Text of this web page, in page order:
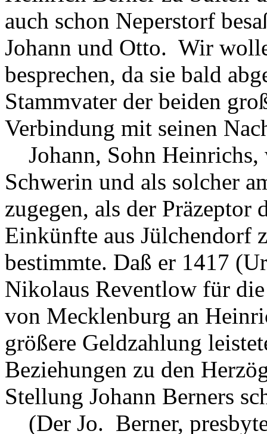
auch schon Neperstorf
Johann und Otto. Wir
besprechen, da sie bald
Stammvater der beiden
Verbindung mit seinen
Johann, Sohn Heinrichs,
Schwerin und als solcher
zugegen, als der Präzeptor
Einkünfte aus Jülchendorf
bestimmte. Daß er 1417
Nikolaus Reventlow für
von Mecklenburg an
größere Geldzahlung
Beziehungen zu den
Stellung Johann Berners
(Der Jo. Berner,